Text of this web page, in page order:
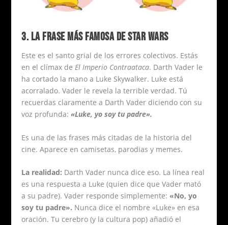
3. LA FRASE MÁS FAMOSA DE STAR WARS
Este es el santo grial de los errores colectivos. Estás
en el clímax deEl Imperio Contraataca. Darth Vader le
ha cortado la mano a Luke Skywalker. Luke está
acorralado. Vader le revela la terrible verdad. Tú
recuerdas claramente a Darth Vader diciendo con su
voz profunda:«Luke, yo soy tu padre».
Es una de las frases más citadas de la historia del
cine. Aparece en camisetas, parodias y memes.
La realidad: Darth Vader nunca dice eso. La línea real
es una respuesta a Luke (quien dice que Vader mató
a su padre). Vader responde simplemente: «No, yo
soy tu padre». Nunca dice el nombre «Luke» en esa
oración. Tu cerebro (y la cultura pop) añadió el